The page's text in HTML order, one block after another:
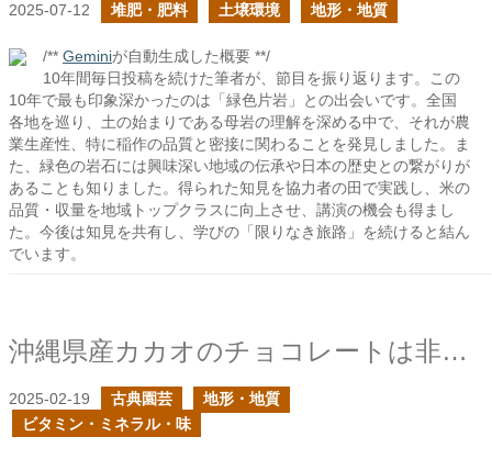
2025-07-12 堆肥・肥料 土壌環境 地形・地質
/** Geminiが自動生成した概要 **/
10年間毎日投稿を続けた筆者が、節目を振り返ります。この
10年で最も印象深かったのは「緑色片岩」との出会いです。全国
各地を巡り、土の始まりである母岩の理解を深める中で、それが農
業生産性、特に稲作の品質と密接に関わることを発見しました。ま
た、緑色の岩石には興味深い地域の伝承や日本の歴史との繋がりが
あることも知りました。得られた知見を協力者の田で実践し、米の
品質・収量を地域トップクラスに向上させ、講演の機会も得まし
た。今後は知見を共有し、学びの「限りなき旅路」を続けると結ん
でいます。
沖縄県産カカオのチョコレートは非時香菓であると言いたい
2025-02-19 古典園芸
地形・地質
ビタミン・ミネラル・味